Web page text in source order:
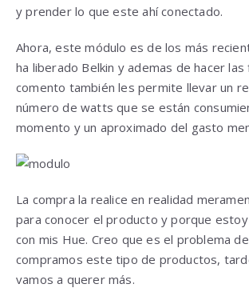
y prender lo que este ahí conectado.
Ahora, este módulo es de los más
ha liberado Belkin y ademas de hacer las
comento también les permite llevar un
número de watts que se están
momento y un aproximado del gasto
La compra la realice en realidad
para conocer el producto y porque
con mis Hue. Creo que es el problema
compramos este tipo de productos,
vamos a querer más.